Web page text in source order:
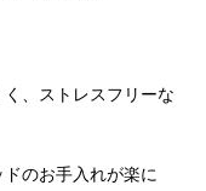
、ストレスフリーな
のお手入れが楽に